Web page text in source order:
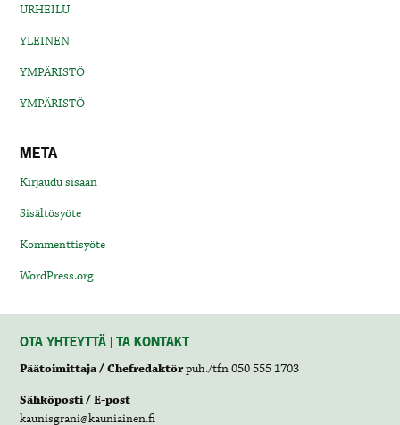
URHEILU
YLEINEN
YMPÄRISTÖ
YMPÄRISTÖ
META
Kirjaudu sisään
Sisältösyöte
Kommenttisyöte
WordPress.org
OTA YHTEYTTÄ | TA KONTAKT
Päätoimittaja / Chefredaktörpuh./tfn 050 555 1703
Sähköposti / E-post
kaunisgrani@kauniainen.fi